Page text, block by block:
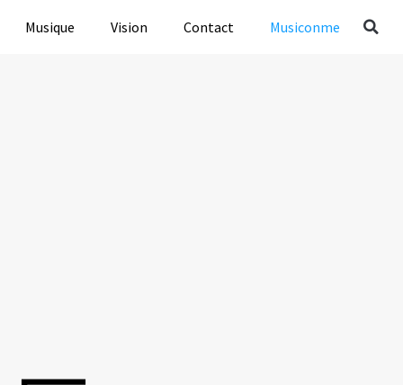
Musique Vision Contact Musiconme